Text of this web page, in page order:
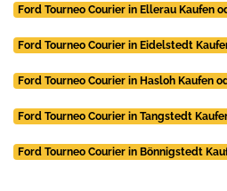
Ford Tourneo Courier in Ellerau Kaufen
Ford Tourneo Courier in Eidelstedt
Ford Tourneo Courier in Hasloh Kaufen
Ford Tourneo Courier in Tangstedt
Ford Tourneo Courier in Bönnigstedt